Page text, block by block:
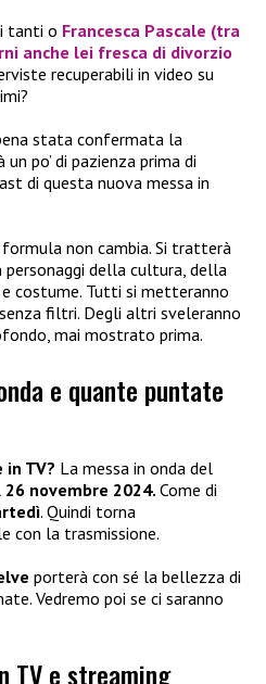
tanti o Francesca Pascale (tra
anche lei fresca di divorzio
recuperabili in video su
stata confermata la
po’ di pazienza prima di
di questa nuova messa in
non cambia. Si tratterà
della cultura, della
costume. Tutti si metteranno
filtri. Degli altri sveleranno
mai mostrato prima.
e quante puntate
in TV? La messa in onda del
26 novembre 2024. Come di
. Quindi torna
con la trasmissione.
porterà con sé la bellezza di
Vedremo poi se ci saranno
TV e streaming